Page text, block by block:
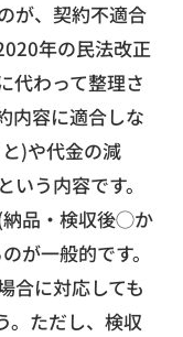
が、契約不適合
年の民法改正
代わって整理さ
内容に適合しな
)や代金の減
う内容です。
納品・検収後◯か
が一般的です。
合に対応しても
。ただし、検収